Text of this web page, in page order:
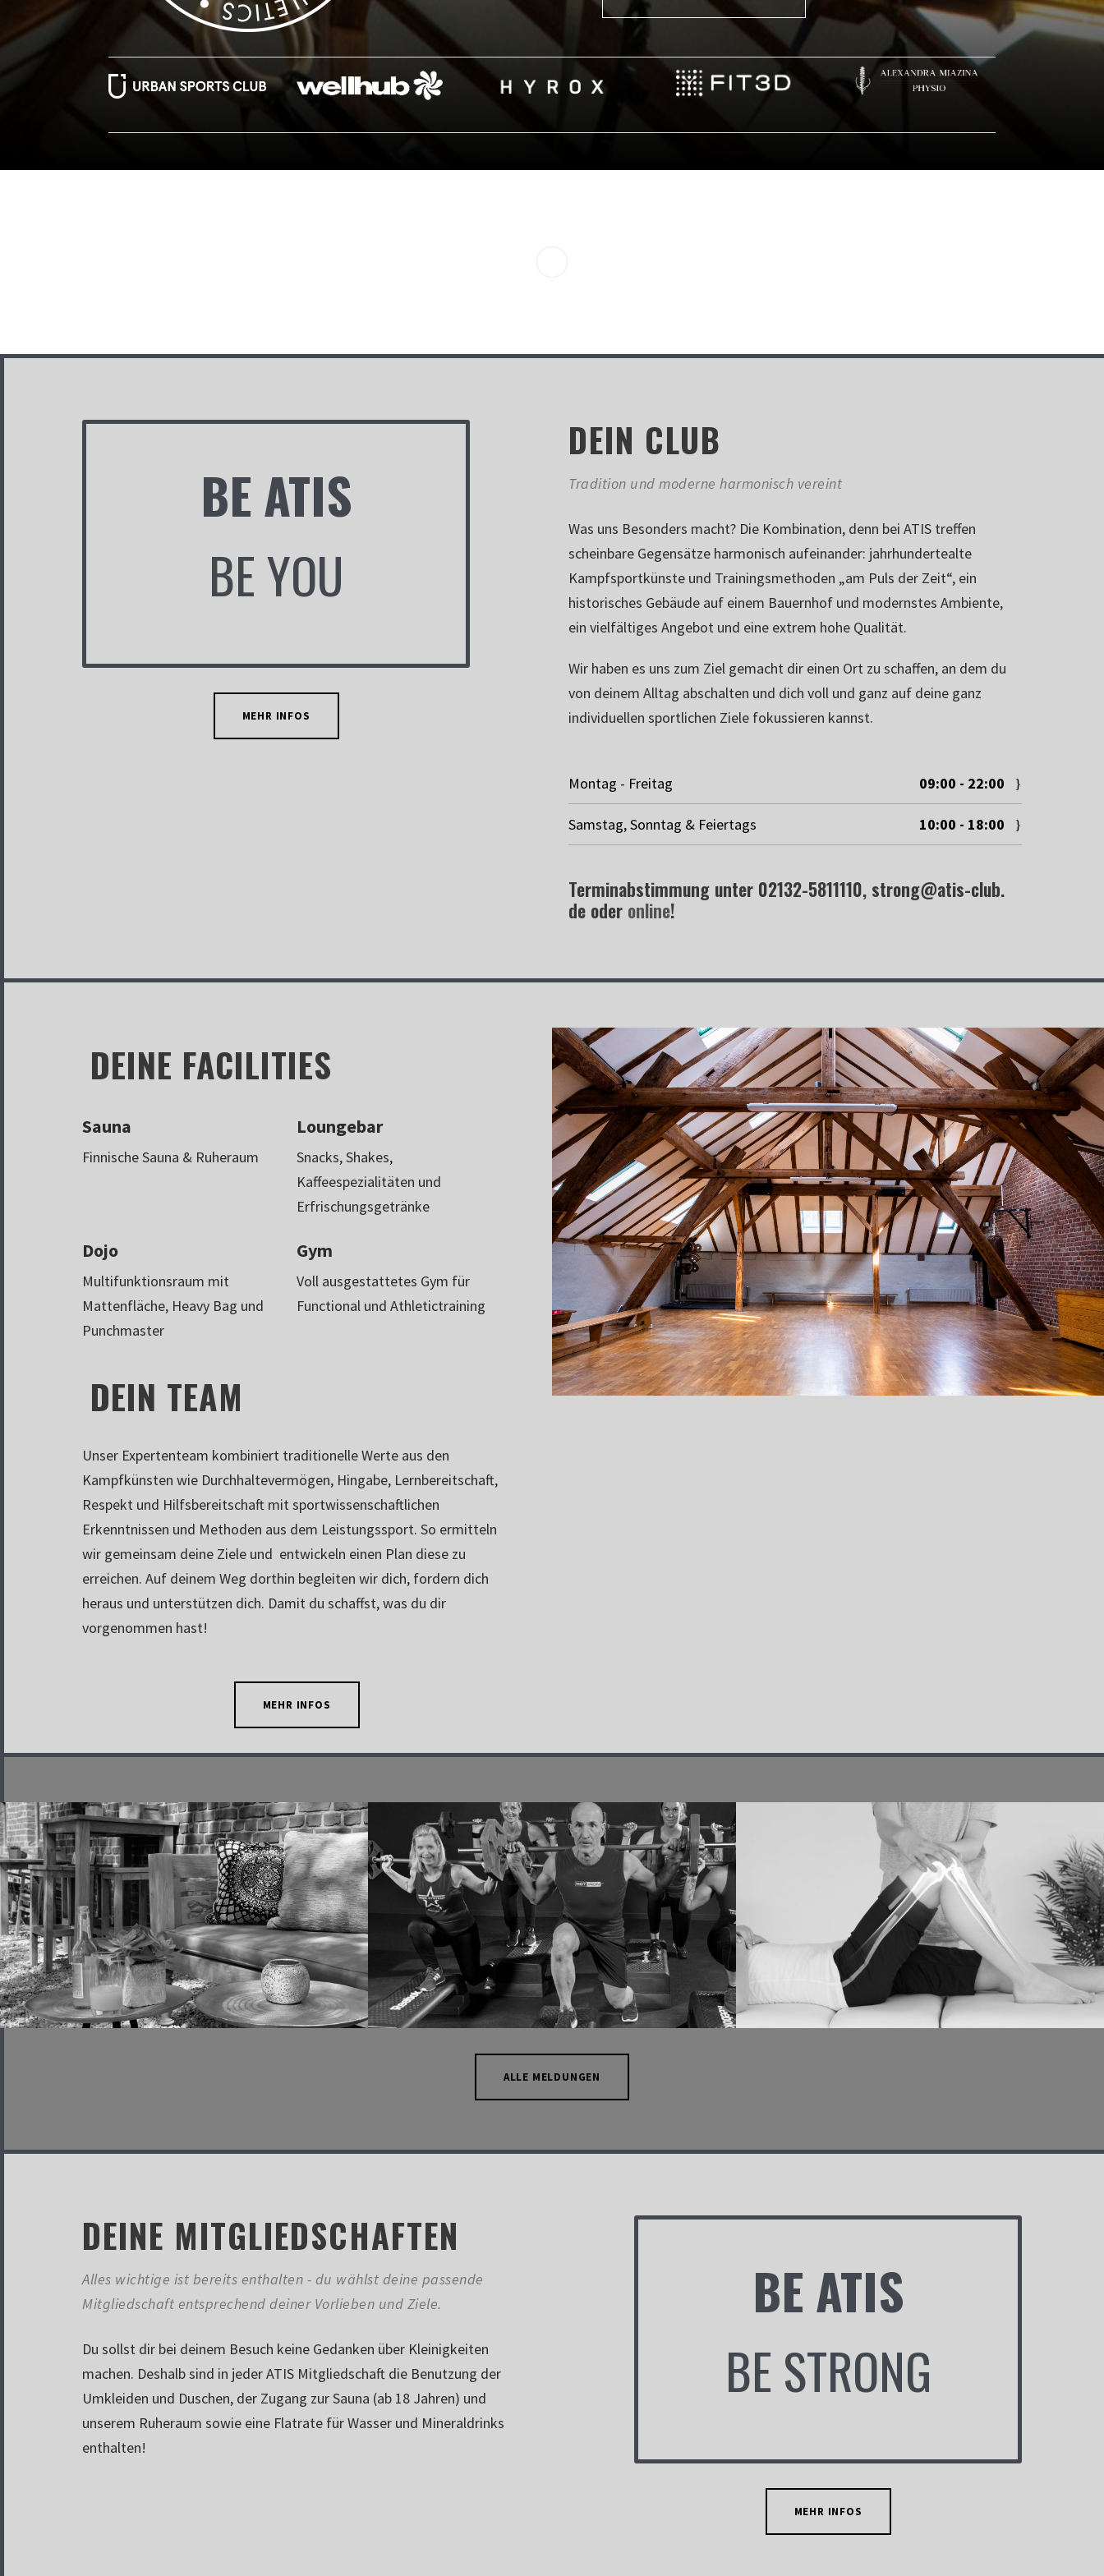
BE ATIS
BE YOU
MEHR INFOS
DEIN CLUB
Tradition und moderne harmonisch vereint
Was uns Besonders macht? Die Kombination, denn bei ATIS treffen
scheinbare Gegensätze harmonisch aufeinander: jahrhundertealte
Kampfsportkünste und Trainingsmethoden „am Puls der Zeit“, ein
historisches Gebäude auf einem Bauernhof und modernstes Ambiente,
ein vielfältiges Angebot und eine extrem hohe Qualität.
Wir haben es uns zum Ziel gemacht dir einen Ort zu schaffen, an dem du
von deinem Alltag abschalten und dich voll und ganz auf deine ganz
individuellen sportlichen Ziele fokussieren kannst.
Montag - Freitag 09:00 - 22:00
Samstag, Sonntag & Feiertags 10:00 - 18:00
Terminabstimmung unter 02132-5811110, strong@atis-club.
de oder online!
DEINE FACILITIES
Sauna
Finnische Sauna & Ruheraum
Loungebar
Snacks, Shakes,
Kaffeespezialitäten und
Erfrischungsgetränke
Dojo
Multifunktionsraum mit
Mattenfläche, Heavy Bag und
Punchmaster
Gym
Voll ausgestattetes Gym für
Functional und Athletictraining
DEIN TEAM
Unser Expertenteam kombiniert traditionelle Werte aus den
Kampfkünsten wie Durchhaltevermögen, Hingabe, Lernbereitschaft,
Respekt und Hilfsbereitschaft mit sportwissenschaftlichen
Erkenntnissen und Methoden aus dem Leistungssport. So ermitteln
wir gemeinsam deine Ziele und entwickeln einen Plan diese zu
erreichen. Auf deinem Weg dorthin begleiten wir dich, fordern dich
heraus und unterstützen dich. Damit du schaffst, was du dir
vorgenommen hast!
MEHR INFOS
5. JULI 2026 ANGEBOTE, CLUB 13. JUNI 2026 KURSLAUNCH 16. AUGUST 2025 CLUB REHA
ALLE MELDUNGEN
DEINE MITGLIEDSCHAFTEN
Alles wichtige ist bereits enthalten - du wählst deine passende
Mitgliedschaft entsprechend deiner Vorlieben und Ziele.
Du sollst dir bei deinem Besuch keine Gedanken über Kleinigkeiten
machen. Deshalb sind in jeder ATIS Mitgliedschaft die Benutzung der
Umkleiden und Duschen, der Zugang zur Sauna (ab 18 Jahren) und
unserem Ruheraum sowie eine Flatrate für Wasser und Mineraldrinks
enthalten!
BE ATIS
BE STRONG
MEHR INFOS